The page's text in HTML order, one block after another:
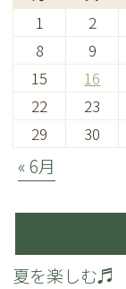
1 2
8
9
15
16
22
23
29
30
« 6月
夏を楽しむ♬